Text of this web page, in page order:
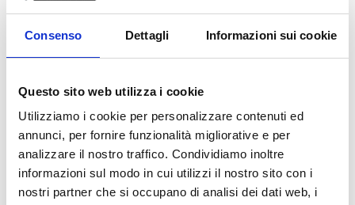
Consenso Dettagli Informazioni sui cookie
Questo sito web utilizza i cookie
Utilizziamo i cookie per personalizzare contenuti ed
annunci, per fornire funzionalità migliorative e per
analizzare il nostro traffico. Condividiamo inoltre
informazioni sul modo in cui utilizzi il nostro sito con i
nostri partner che si occupano di analisi dei dati web, i
PRESSO STUDIO TECNICO
Inserito da MICHELE GEOMETRA
contatti:geometramutti@gmail.com
Studio tecnico specializzato in pratiche
edilizie, paesaggistiche, progettazione e
direzione lavori per nuove costruzioni e
ristrutturazioni, principalmente nel